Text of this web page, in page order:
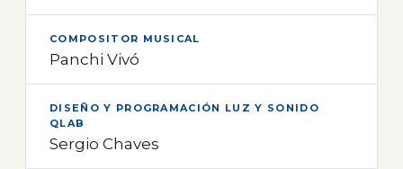
COMPOSITOR MUSICAL
Panchi Vivó
DISEÑO Y PROGRAMACIÓN LUZ Y SONIDO
QLAB
Sergio Chaves